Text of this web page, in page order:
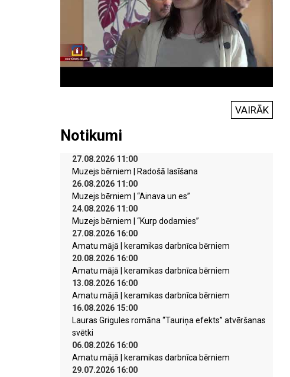
VAIRĀK
Notikumi
27.08.2026 11:00
Muzejs bērniem | Radošā lasīšana
26.08.2026 11:00
Muzejs bērniem | “Ainava un es”
24.08.2026 11:00
Muzejs bērniem | “Kurp dodamies”
27.08.2026 16:00
Amatu mājā | keramikas darbnīca bērniem
20.08.2026 16:00
Amatu mājā | keramikas darbnīca bērniem
13.08.2026 16:00
Amatu mājā | keramikas darbnīca bērniem
16.08.2026 15:00
Lauras Grigules romāna “Tauriņa efekts” atvēršanas
svētki
06.08.2026 16:00
Amatu mājā | keramikas darbnīca bērniem
29.07.2026 16:00